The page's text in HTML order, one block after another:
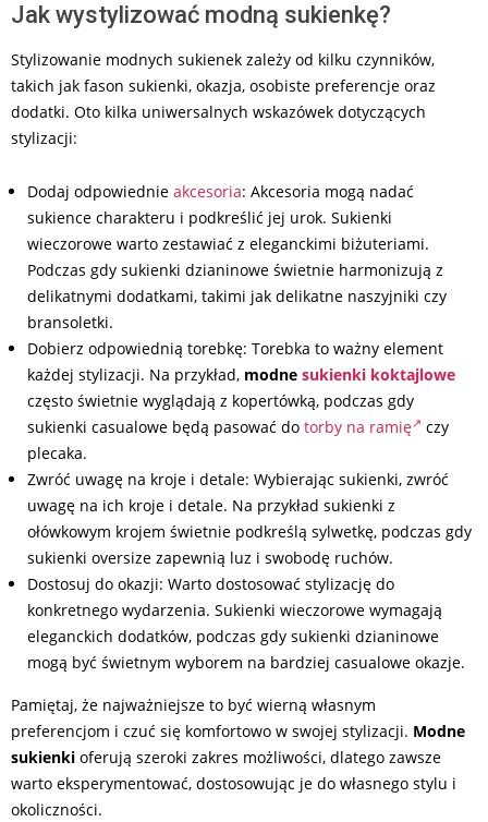
Jak wystylizować modną sukienkę?
Stylizowanie modnych sukienek zależy od kilku czynników,
takich jak fason sukienki, okazja, osobiste preferencje oraz
dodatki. Oto kilka uniwersalnych wskazówek dotyczących
stylizacji:
Dodaj odpowiednie akcesoria: Akcesoria mogą nadać
sukience charakteru i podkreślić jej urok. Sukienki
wieczorowe warto zestawiać z eleganckimi biżuteriami.
Podczas gdy sukienki dzianinowe świetnie harmonizują z
delikatnymi dodatkami, takimi jak delikatne naszyjniki czy
bransoletki.
Dobierz odpowiednią torebkę: Torebka to ważny element
każdej stylizacji. Na przykład, modne sukienki koktajlowe
często świetnie wyglądają z kopertówką, podczas gdy
sukienki casualowe będą pasować do torby na ramię
czy
plecaka.
Zwróć uwagę na kroje i detale: Wybierając sukienki, zwróć
uwagę na ich kroje i detale. Na przykład sukienki z
ołówkowym krojem świetnie podkreślą sylwetkę, podczas gdy
sukienki oversize zapewnią luz i swobodę ruchów.
Dostosuj do okazji: Warto dostosować stylizację do
konkretnego wydarzenia. Sukienki wieczorowe wymagają
eleganckich dodatków, podczas gdy sukienki dzianinowe
mogą być świetnym wyborem na bardziej casualowe okazje.
Pamiętaj, że najważniejsze to być wierną własnym
preferencjom i czuć się komfortowo w swojej stylizacji. Modne
sukienki oferują szeroki zakres możliwości, dlatego zawsze
warto eksperymentować, dostosowując je do własnego stylu i
okoliczności.